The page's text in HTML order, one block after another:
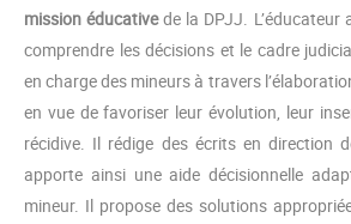
mission éducativede la DPJJ. L’éducateur
comprendre les décisions et le cadre
en charge des mineurs à travers
en vue de favoriser leur évolution, leur
récidive. Il rédige des écrits en direction
apporte ainsi une aide décisionnelle
mineur. Il propose des solutions